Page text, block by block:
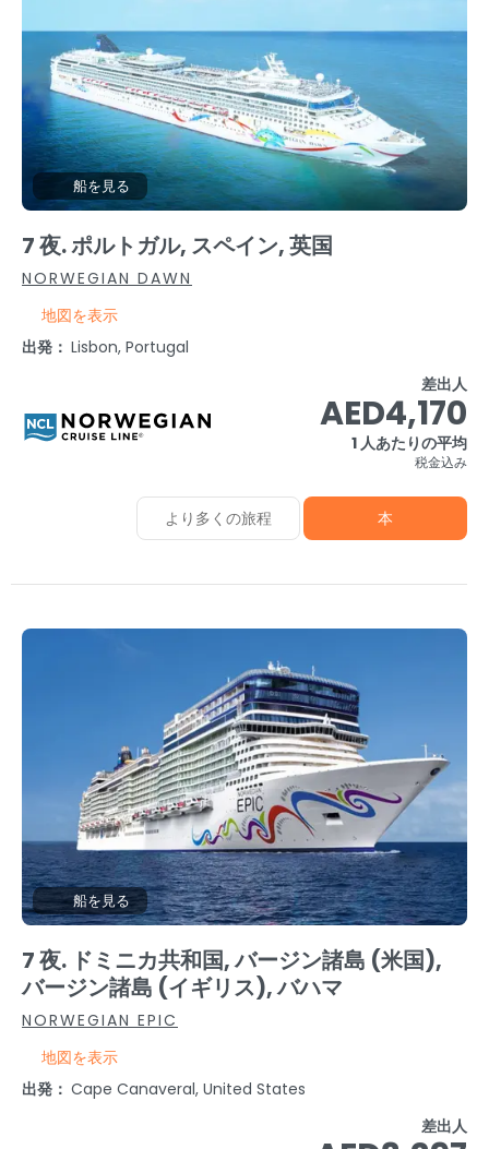
船を見る
7 夜. ポルトガル, スペイン, 英国
NORWEGIAN DAWN
地図を表示
出発： Lisbon, Portugal
差出人
AED4,170
1 人あたりの平均
税金込み
より多くの旅程 本
船を見る
7 夜. ドミニカ共和国, バージン諸島 (米国),
バージン諸島 (イギリス), バハマ
NORWEGIAN EPIC
地図を表示
出発： Cape Canaveral, United States
差出人